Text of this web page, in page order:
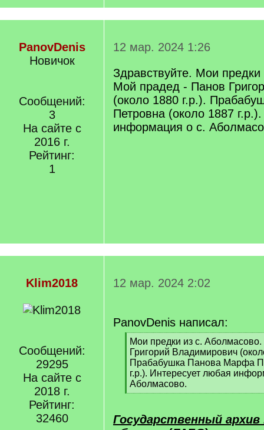
PanovDenis
Новичок
Сообщений:
3
На сайте с
2016 г.
Рейтинг:
1
12 мар. 2024 1:26
Здравствуйте. Мои
Мой прадед - Панов
(около 1880 г.р.).
Петровна (около 1887
информация о с.
Klim2018
Сообщений:
29295
На сайте с
2018 г.
Рейтинг:
32460
12 мар. 2024 2:02
PanovDenis написал:
[
q
]
Мои предки из с.
Григорий Владимирович
Прабабушка Панова Марфа
г.р.). Интересует любая
Аболмасово.
[
q
]
Государственный архив